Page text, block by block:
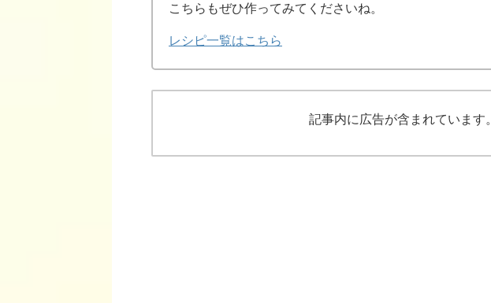
こちらもぜひ作ってみてくださいね。
レシピ一覧はこちら
記事内に広告が含まれています。